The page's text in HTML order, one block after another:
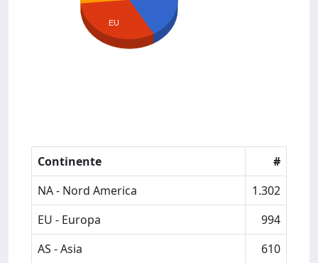
EU
Continente
#
NA - Nord America
1.302
EU - Europa
994
AS - Asia
610